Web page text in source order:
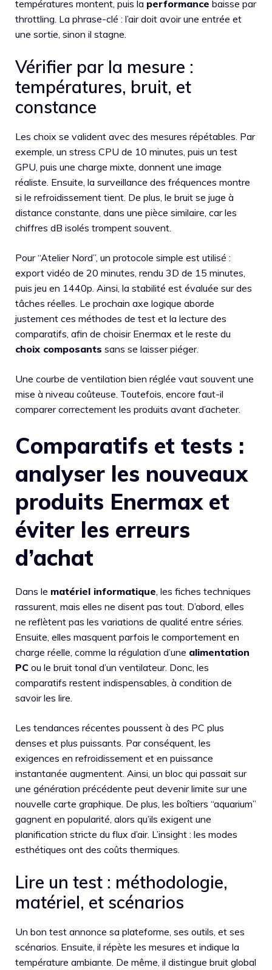
températures montent, puis la performance baisse par
throttling. La phrase-clé : l’air doit avoir une entrée et
une sortie, sinon il stagne.
Vérifier par la mesure :
températures, bruit, et
constance
Les choix se valident avec des mesures répétables. Par
exemple, un stress CPU de 10 minutes, puis un test
GPU, puis une charge mixte, donnent une image
réaliste. Ensuite, la surveillance des fréquences montre
si le refroidissement tient. De plus, le bruit se juge à
distance constante, dans une pièce similaire, car les
chiffres dB isolés trompent souvent.
Pour “Atelier Nord”, un protocole simple est utilisé :
export vidéo de 20 minutes, rendu 3D de 15 minutes,
puis jeu en 1440p. Ainsi, la stabilité est évaluée sur des
tâches réelles. Le prochain axe logique aborde
justement ces méthodes de test et la lecture des
comparatifs, afin de choisir Enermax et le reste du
choix composants sans se laisser piéger.
Une courbe de ventilation bien réglée vaut souvent une
mise à niveau coûteuse. Toutefois, encore faut-il
comparer correctement les produits avant d’acheter.
Comparatifs et tests :
analyser les nouveaux
produits Enermax et
éviter les erreurs
d’achat
Dans le matériel informatique, les fiches techniques
rassurent, mais elles ne disent pas tout. D’abord, elles
ne reflètent pas les variations de qualité entre séries.
Ensuite, elles masquent parfois le comportement en
charge réelle, comme la régulation d’une alimentation
PC ou le bruit tonal d’un ventilateur. Donc, les
comparatifs restent indispensables, à condition de
savoir les lire.
Les tendances récentes poussent à des PC plus
denses et plus puissants. Par conséquent, les
exigences en refroidissement et en puissance
instantanée augmentent. Ainsi, un bloc qui passait sur
une génération précédente peut devenir limite sur une
nouvelle carte graphique. De plus, les boîtiers “aquarium”
gagnent en popularité, alors qu’ils exigent une
planification stricte du flux d’air. L’insight : les modes
esthétiques ont des coûts thermiques.
Lire un test : méthodologie,
matériel, et scénarios
Un bon test annonce sa plateforme, ses outils, et ses
scénarios. Ensuite, il répète les mesures et indique la
température ambiante. De même, il distingue bruit global